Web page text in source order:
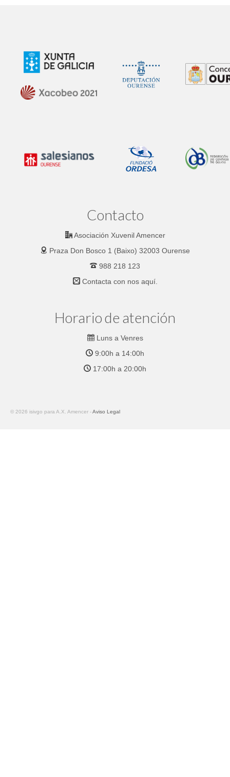
Contacto
Asociación Xuvenil Amencer
Praza Don Bosco 1 (Baixo) 32003 Ourense
988 218 123
Contacta con nos aquí.
Horario de atención
Luns a Venres
9:00h a 14:00h
17:00h a 20:00h
© 2026 isivgo para A.X. Amencer -Aviso Legal